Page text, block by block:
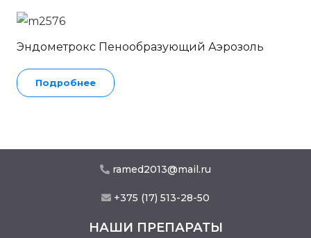
Эндометрокс Пенообразующий Аэрозоль
Подробнее
ramed2013@mail.ru
+375 (17) 513-28-50
НАШИ ПРЕПАРАТЫ